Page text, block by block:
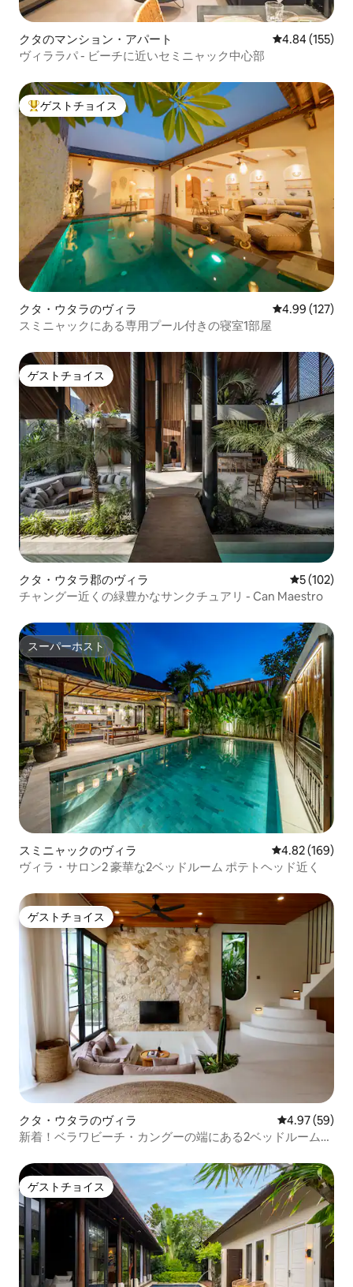
クタのマンション・アパート レビュー155
4.84 (155)
ヴィララパ - ビーチに近いセミニャック中心部
大好評のゲストチョイスです。
ゲストチョイス
クタ・ウタラのヴィラ レビュー127
4.99 (127)
スミニャックにある専用プール付きの寝室1部屋
ゲストチョイス
ゲストチョイス
クタ・ウタラ郡のヴィラ レビュー
5 (102)
チャングー近くの緑豊かなサンクチュアリ - Can Maestro
スーパーホスト
スーパーホスト
スミニャックのヴィラ レビュー169
4.82 (169)
ヴィラ・サロン2 豪華な2ベッドルーム ポテトヘッド近く
ゲストチョイス
ゲストチョイス
クタ・ウタラのヴィラ レビュー59
4.97 (59)
新着！ベラワビーチ・カングーの端にある2ベッドルームヴ
ゲストチョイス
ゲストチョイス